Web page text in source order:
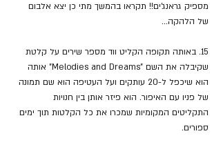
מספיק גראנג'ים!! תקראו בהמשך מתי כן יצא אלבום
של הלהקה...
15. באותה תקופה הקליט ווד מספר שירים על קלטת
שקיבלה את השם "Melodies and Dreams" אותה
הוא שיכפל ל-20 עותקים ועל העטיפה הוא שם תמונה
של פניו עם האיפור. הוא פיזר אותן בין חנויות
התקליטים המקומיות שמכרו את כל הקלטות תוך ימים
ספורים.